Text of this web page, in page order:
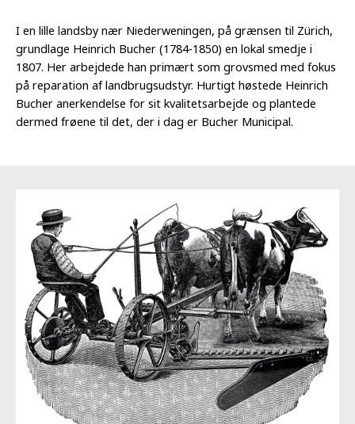
I en lille landsby nær Niederweningen, på grænsen til Zürich,
grundlage Heinrich Bucher (1784-1850) en lokal smedje i
1807. Her arbejdede han primært som grovsmed med fokus
på reparation af landbrugsudstyr. Hurtigt høstede Heinrich
Bucher anerkendelse for sit kvalitetsarbejde og plantede
dermed frøene til det, der i dag er Bucher Municipal.